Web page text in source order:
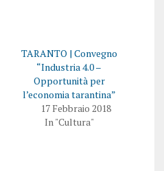
TARANTO | Convegno
“Industria 4.0 –
Opportunità per
l’economia tarantina”
17 Febbraio 2018
In "Cultura"